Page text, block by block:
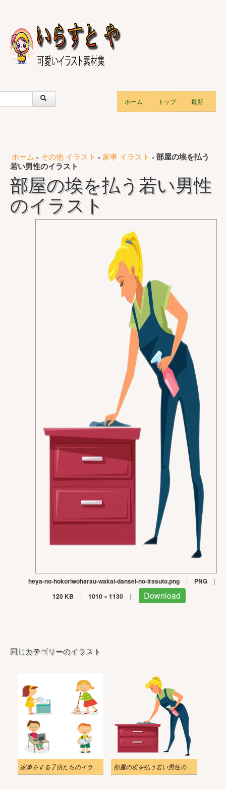
ホーム トップ 最新
ホーム » その他 イラスト » 家事 イラスト » 部屋の埃を払う
若い男性のイラスト
部屋の埃を払う若い男性
のイラスト
heya-no-hokoriwoharau-wakai-dansei-no-irasuto.png | PNG |
120 KB | 1010 × 1130 | Download
同じカテゴリーのイラスト
家事をする子供たちのイラスト 3 部屋の埃を払う若い男性のイラスト